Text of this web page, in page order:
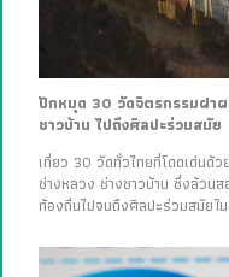
ปักหมุด 30 วัดจิตรกรรมฝา
ชาวบ้าน ไปถึงศิลปะร่วมสมัย
เที่ยว 30 วัดทั่วไทยที่โดดเด่นด้
ช่างหลวง ช่างชาวบ้าน ซึ่งล้วน
ท้องถิ่นไปจนถึงศิลปะร่วมสมัยใ